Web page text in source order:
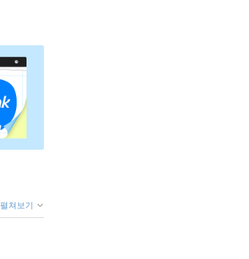
펼쳐보기